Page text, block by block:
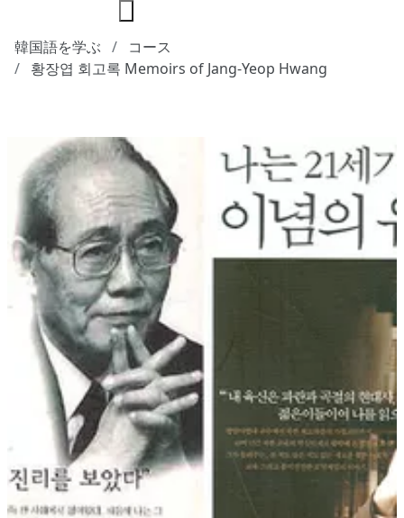
韓国語を学ぶ
コース
황장엽 회고록 Memoirs of Jang-Yeop Hwang